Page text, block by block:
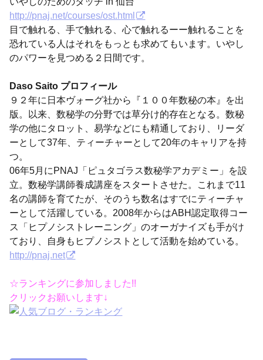
http://pnaj.net/courses/ost.html
目で触れる、手で触れる、心で触れるーー触れることを
恐れている人はそれをもっとも求めてもいます。いやし
のパワーを見つめる２日間です。
Daso Saito プロフィール
９２年に日本ヴォーグ社から『１００年数秘の本』を出
版。以来、数秘学の分野では草分け的存在となる。数秘
学の他にタロット、易学などにも精通しており、リーダ
ーとして37年、ティーチャーとして20年のキャリアを持
つ。
06年5月にPNAJ「ピュタゴラス数秘学アカデミー」を設
立。数秘学講師養成講座をスタートさせた。これまで11
名の講師を育てたが、そのうち数名はすでにティーチャ
ーとして活躍している。2008年からはABH認定取得コー
ス「ヒプノシストレーニング」のオーガナイズも手がけ
ており、自身もヒプノシストとして活動を始めている。
http://pnaj.net
☆ランキングに参加しました!!
クリックお願いします↓